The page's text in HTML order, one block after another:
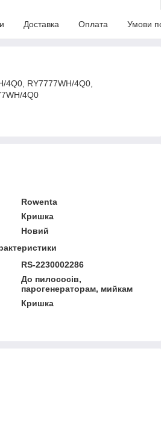
Доставка Оплата Умови
4Q0, RY7777WH/4Q0,
4Q0
Rowenta
Кришка
Новий
RS-2230002286
До пилососів,
парогенераторам, мийкам
Кришка